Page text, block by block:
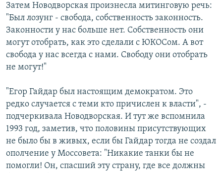
Затем Новодворская произнесла митинговую речь:
"Был лозунг - свобода, собственность законность.
Законности у нас больше нет. Собственность они
могут отобрать, как это сделали с ЮКОСом. А вот
свобода у нас всегда с нами. Свободу они отобрать
не могут!"
"Егор Гайдар был настоящим демократом. Это
редко случается с теми кто причислен к власти", -
подчеркивала Новодворская. И тут же вспомнила
1993 год, заметив, что половины присутствующих
не было бы в живых, если бы Гайдар тогда не создал
ополчение у Моссовета: "Никакие танки бы не
помогли! Он, спасший эту страну, где все должны